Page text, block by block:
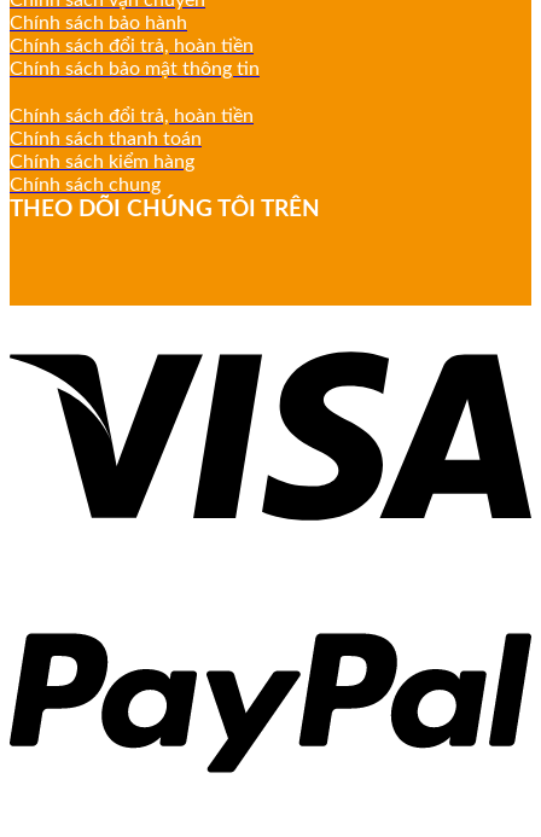
Chính sách bảo hành
Chính sách đổi trả, hoàn tiền
Chính sách bảo mật thông tin
Chính sách đổi trả, hoàn tiền
Chính sách thanh toán
Chính sách kiểm hàng
Chính sách chung
THEO DÕI CHÚNG TÔI TRÊN